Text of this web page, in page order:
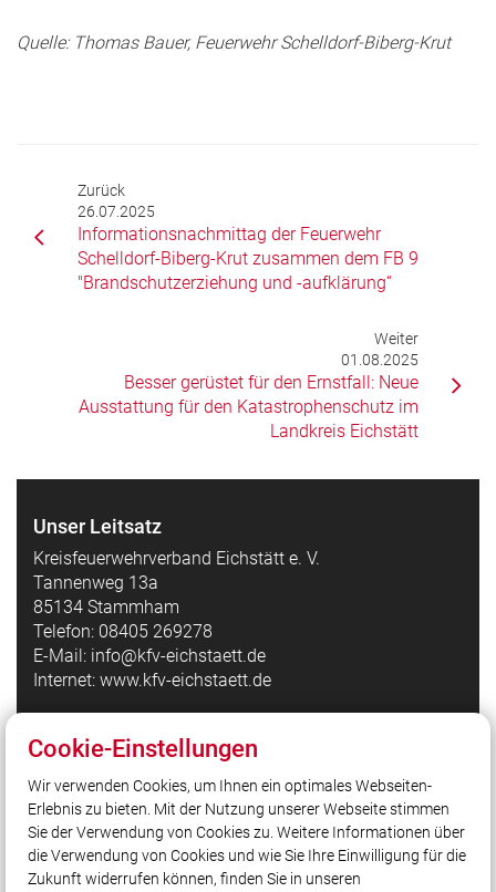
Quelle: Thomas Bauer, Feuerwehr Schelldorf-Biberg-Krut
Zurück
26.07.2025
Informationsnachmittag der Feuerwehr
Schelldorf-Biberg-Krut zusammen dem FB 9
"Brandschutzerziehung und -aufklärung“
Weiter
01.08.2025
Besser gerüstet für den Ernstfall: Neue
Ausstattung für den Katastrophenschutz im
Landkreis Eichstätt
Unser Leitsatz
Kreisfeuerwehrverband Eichstätt e. V.
Tannenweg 13a
85134 Stammham
Telefon: 08405 269278
E-Mail: info@kfv-eichstaett.de
Internet: www.kfv-eichstaett.de
Quicklinks
Kreisfeuerwehrverband Eichstätt auf Facebook
Bezirksfeuerwehrverband Oberbayern
Landesfeuerwehrverband Bayern
Cookie-Einstellungen
Wir verwenden Cookies, um Ihnen ein optimales Webseiten-
Erlebnis zu bieten. Mit der Nutzung unserer Webseite stimmen
Sie der Verwendung von Cookies zu. Weitere Informationen über
die Verwendung von Cookies und wie Sie Ihre Einwilligung für die
Zukunft widerrufen können, finden Sie in unseren